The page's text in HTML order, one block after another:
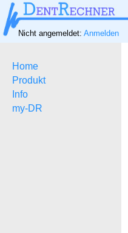
Nicht angemeldet: Anmelden
Home
Produkt
Info
my-DR